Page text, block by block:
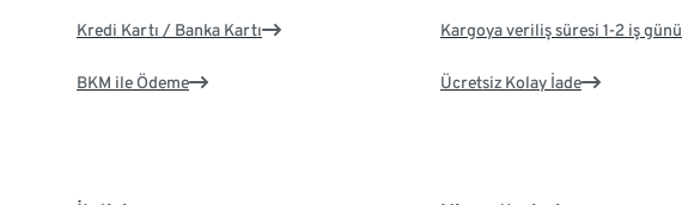
Kredi Kartı / Banka Kartı
BKM ile Ödeme
Kargoya veriliş süresi 1-2 iş günü
Ücretsiz Kolay İade